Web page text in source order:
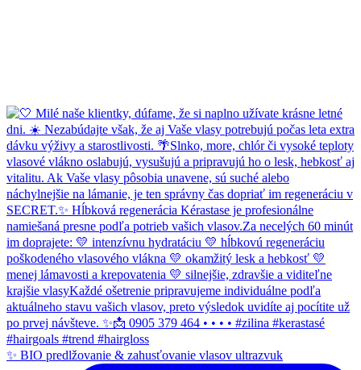
✨ BIO predlžovanie & zahusťovanie vlasov ultrazvuk